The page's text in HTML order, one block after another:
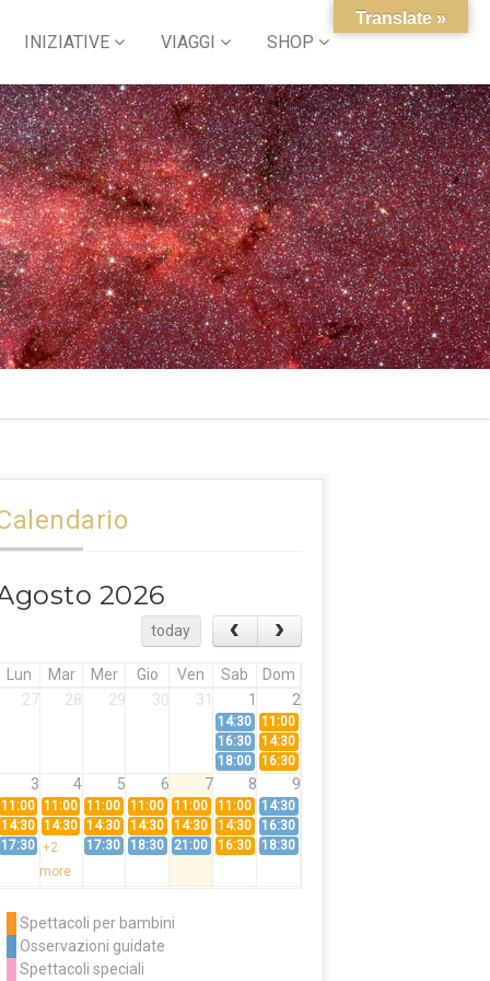
INIZIATIVE VIAGGI SHOP
2026
today
Lun Mar Mer Gio Ven Sab
Dom
27
28 29 30 31 1 2
14:30
11:00
16:30
14:30
18:00
16:30
3 4 5 6 7 8 9
11:00 11:00 11:00 11:00 11:00 11:00
14:30
14:30 14:30 14:30 14:30 14:30 14:30
16:30
17:30 +2
more
17:30 18:30 21:00 16:30 18:30
11:00
14:30
+3
Spettacoli per bambini
Osservazioni guidate
Spettacoli speciali
Translate »